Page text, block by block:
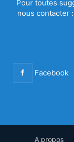
Pour toutes
nous contacter :
Facebook
A propos